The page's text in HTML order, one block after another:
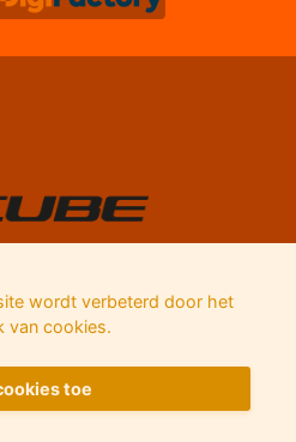
wordt verbeterd door het
van cookies.
toe